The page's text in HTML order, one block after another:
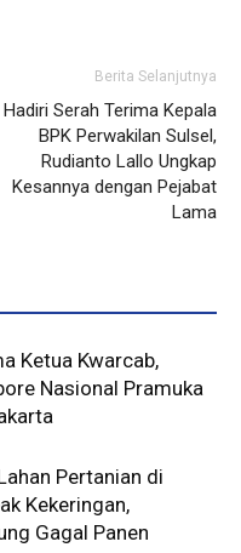
Berita Selanjutnya
Hadiri Serah Terima Kepala
BPK Perwakilan Sulsel,
Rudianto Lallo Ungkap
Kesannya dengan Pejabat
Lama
Ketua Kwarcab,
Nasional Pramuka
Pertanian di
Kekeringan,
Gagal Panen